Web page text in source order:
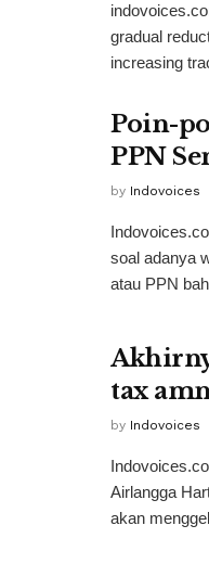
gradual
increasing
Poin-
PPN
by Indovoices
soal adanya
atau PPN
tax
by Indovoices
Airlangga
akan